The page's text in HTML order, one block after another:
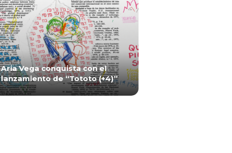
Aria Vega conquista con el
lanzamiento de “Tototo (+4)”